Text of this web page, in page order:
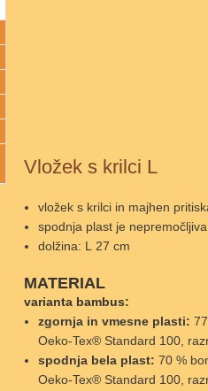
Vložek s krilci L
vložek s krilci in majhen
spodnja plast je nepremočljiva
dolžina: L 27 cm
MATERIAL
varianta bambus:
zgornja in vmesne plasti:
Oeko-Tex® Standard 100,
spodnja bela plast: 70 %
Oeko-Tex® Standard 100,